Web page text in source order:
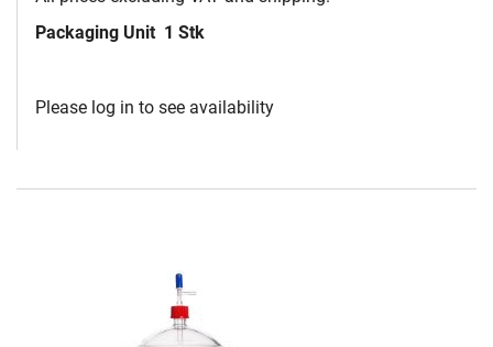
Packaging Unit 1 Stk
Please log in to see availability